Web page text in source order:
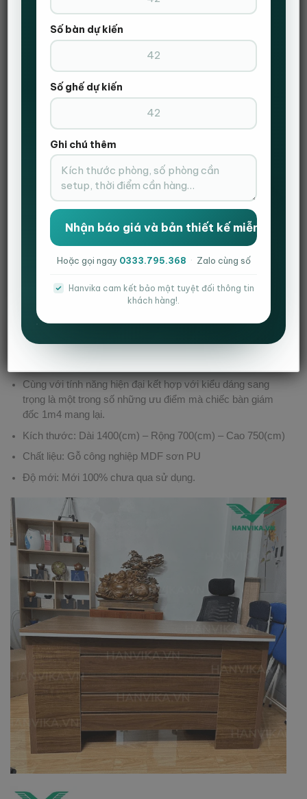
Bàn giám đốc,Bàn văn phòng
ĐÁNH GIÁ (0)
6.909
Thông tin chi tiết về bàn giám đốc 1M4 –
HVK_BGD02
người đứng đầu vừa sẵn sàng thách thức mọi không gian
căn phòng. Sau đây là một số thông tin nổi bật về bàn giám
đốc tại Hanvika:
Cùng với tính năng hiện đại kết hợp với kiểu dáng sang
trọng là một trong số những ưu điểm mà chiếc bàn giám
đốc 1m4 mang lại.
Kích thước: Dài 1400(cm) – Rộng 700(cm) – Cao 750(cm)
Chất liệu: Gỗ công nghiệp MDF sơn PU
Độ mới: Mới 100% chưa qua sử dụng.
Số bàn dự kiến
Số ghế dự kiến
Ghi chú thêm
Hoặc gọi ngay 0333.795.368 · Zalo cùng số
Hanvika cam kết bảo mật tuyệt đối thông tin
khách hàng!.